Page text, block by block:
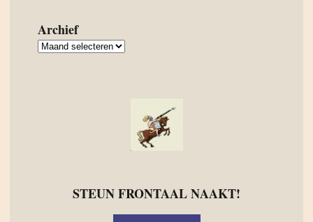
Archief
Archief
STEUN FRONTAAL NAAKT!